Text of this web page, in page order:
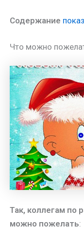
Содержание
Что можно
Так, коллегам по
можно пожелать: